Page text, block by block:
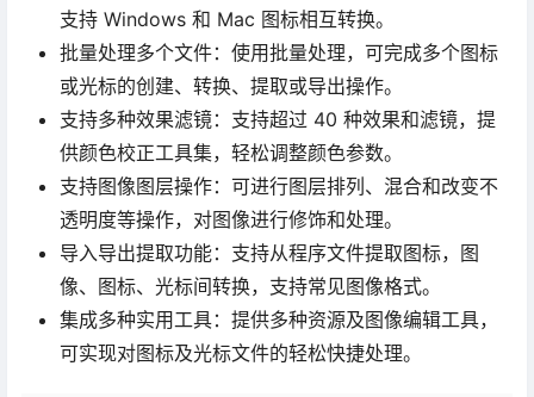
支持 Windows 和 Mac 图标相互转换。
批量处理多个文件：使用批量处理，可完成多个图标
或光标的创建、转换、提取或导出操作。
支持多种效果滤镜：支持超过 40 种效果和滤镜，提
供颜色校正工具集，轻松调整颜色参数。
支持图像图层操作：可进行图层排列、混合和改变不
透明度等操作，对图像进行修饰和处理。
导入导出提取功能：支持从程序文件提取图标，图
像、图标、光标间转换，支持常见图像格式。
集成多种实用工具：提供多种资源及图像编辑工具，
可实现对图标及光标文件的轻松快捷处理。